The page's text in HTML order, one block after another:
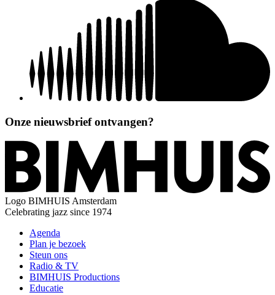
Onze nieuwsbrief ontvangen?
Logo BIMHUIS Amsterdam
Celebrating jazz since 1974
Agenda
Plan je bezoek
Steun ons
Radio & TV
BIMHUIS Productions
Educatie